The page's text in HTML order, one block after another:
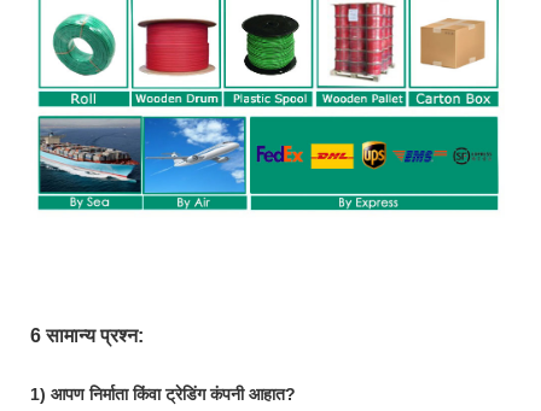
6 सामान्य प्रश्न:
1) आपण निर्माता किंवा ट्रेडिंग कंपनी आहात?